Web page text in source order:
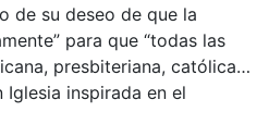
de su deseo de que la
para que “todas las
presbiteriana, católica…
inspirada en el